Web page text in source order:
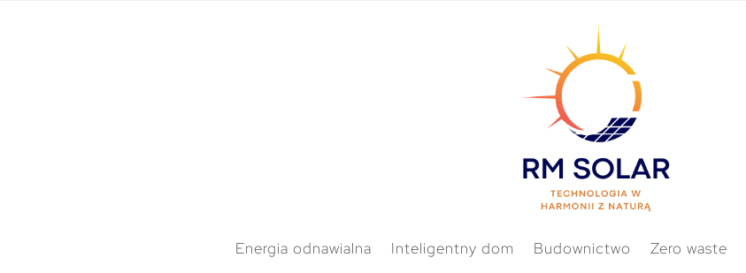
Energia odnawialna Inteligentny dom Budownictwo Zero waste